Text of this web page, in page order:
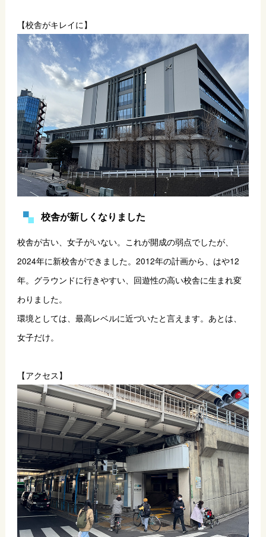
【校舎がキレイに】
校舎が新しくなりました
校舎が古い、女子がいない。これが開成の弱点でしたが、
2024年に新校舎ができました。2012年の計画から、はや12
年。グラウンドに行きやすい、回遊性の高い校舎に生まれ変
わりました。
環境としては、最高レベルに近づいたと言えます。あとは、
女子だけ。
【アクセス】